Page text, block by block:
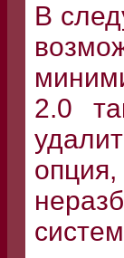
В
2.0